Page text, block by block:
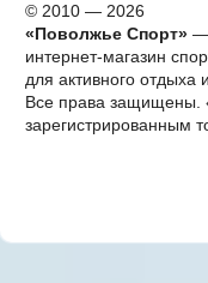
© 2010 — 2026
«Поволжье Спорт»—
интернет-магазин
для активного отдыха
Все права защищены.
зарегистрированным